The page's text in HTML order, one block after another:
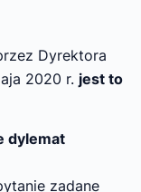
Dyrektora
2020 r. jest to
dylemat
zadane